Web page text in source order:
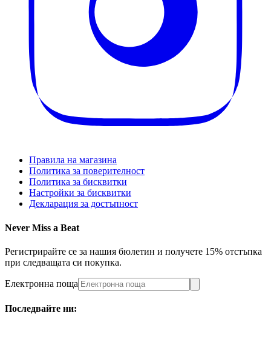
Правила на магазина
Политика за поверителност
Политика за бисквитки
Настройки за бисквитки
Декларация за достъпност
Never Miss a Beat
Регистрирайте се за нашия бюлетин и получете 15% отстъпка
при следващата си покупка.
Електронна поща
Последвайте ни: